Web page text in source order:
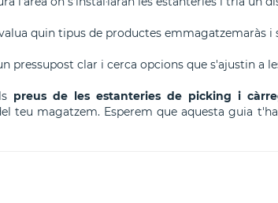
quin tipus de productes emmagatzemaràs i
pressupost clar i cerca opcions que s'ajustin a
preus de les estanteries de picking i
teu magatzem. Esperem que aquesta guia